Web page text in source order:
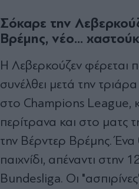
Σόκαρε την
Βρέμης, νέο...
Η Λεβερκούζεν φέρεται
συνέλθει μετά την
στο Champions League,
περίτρανα και στο ματς
την Βέρντερ Βρέμης.
παιχνίδι, απέναντι στην
Bundesliga. Οι